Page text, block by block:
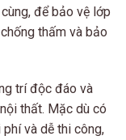
để bảo vệ lớp
thấm và bảo
trí độc đáo và
thất. Mặc dù có
và dễ thi công,